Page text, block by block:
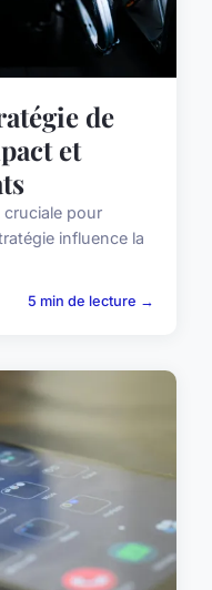
de
et
cruciale pour
influence la
5 min de lecture →